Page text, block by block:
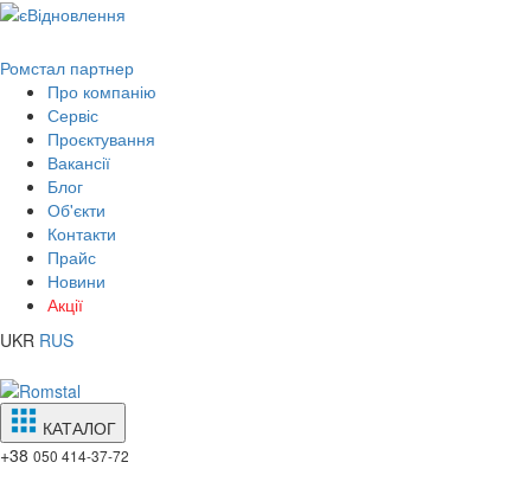
Ромстал партнер
Про компанію
Сервіс
Проєктування
Вакансії
Блог
Об'єкти
Контакти
Прайс
Новини
Акції
UKR RUS
КАТАЛОГ
+38 050 414-37-72